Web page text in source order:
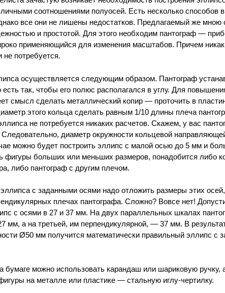
соотношениями полуосей. Есть несколько способов
все они не лишены недостатков. Предлагаемый же мною
и простотой. Для этого необходим пантограф —
применяющийся для изменения масштабов. Причем
не потребуется.
осуществляется следующим образом. Пантограф
так, чтобы его полюс располагался в углу. Для
смысл сделать металлический копир — проточить в
этого кольца сделать равным 1/10 длины плеча
не потребуется никаких расчетов. Скажем, у вас
диаметр окружности кольцевой
можно будет построить эллипс с малой осью до 5 мм и
фигуры больших или меньших размеров, понадобится либо
либо пантограф с другим плечом.
с заданными осями надо отложить размеры этих
плечах пантографа. Сложно? Вовсе нет!
с осями в 27 и 37 мм. На двух параллельных шкалах
мм, а на третьей, им перпендикулярной, — 37 мм. В
Ø50 мм получится математически правильный эллипс с
бумаге можно использовать карандаш или шариковую ручку,
на металле или пластике — стальную иглу-чертилку.